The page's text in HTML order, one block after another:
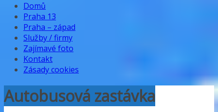
Domů
Praha 13
Praha – západ
Služby / firmy
Zajímavé foto
Kontakt
Zásady cookies
Autobusová zastávka